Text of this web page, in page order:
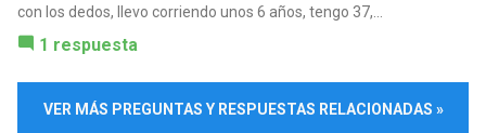
con los dedos, llevo corriendo unos 6 años, tengo 37,...
1 respuesta
VER MÁS PREGUNTAS Y RESPUESTAS RELACIONADAS »